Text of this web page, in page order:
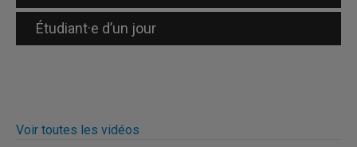
Étudiant·e d’un jour
Voir toutes les vidéos